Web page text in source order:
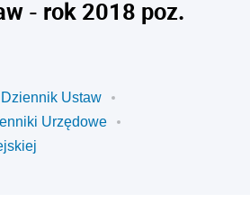
- rok 2018 poz.
Dziennik Ustaw
Urzędowe